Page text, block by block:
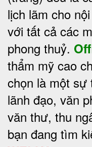
lịch lãm cho
với tất cả các
phong thuỷ.
thẩm mỹ cao
chọn là một sự
lãnh đạo, văn
văn thư, thu
bạn đang tìm